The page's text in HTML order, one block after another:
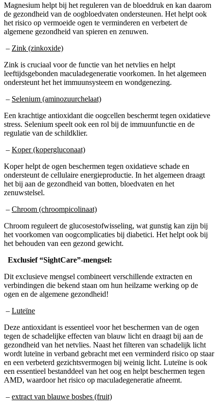
Magnesium helpt bij het reguleren van de bloeddruk en kan daarom
de gezondheid van de oogbloedvaten ondersteunen. Het helpt ook
het risico op vermoeide ogen te verminderen en verbetert de
algemene gezondheid van spieren en zenuwen.
– Zink (zinkoxide)
Zink is cruciaal voor de functie van het netvlies en helpt
leeftijdsgebonden maculadegeneratie voorkomen. In het algemeen
ondersteunt het het immuunsysteem en wondgenezing.
– Selenium (aminozuurchelaat)
Een krachtige antioxidant die oogcellen beschermt tegen oxidatieve
stress. Selenium speelt ook een rol bij de immuunfunctie en de
regulatie van de schildklier.
– Koper (kopergluconaat)
Koper helpt de ogen beschermen tegen oxidatieve schade en
ondersteunt de cellulaire energieproductie. In het algemeen draagt
het bij aan de gezondheid van botten, bloedvaten en het
zenuwstelsel.
– Chroom (chroompicolinaat)
Chroom reguleert de glucosestofwisseling, wat gunstig kan zijn bij
het voorkomen van oogcomplicaties bij diabetici. Het helpt ook bij
het behouden van een gezond gewicht.
Exclusief “SightCare”-mengsel:
Dit exclusieve mengsel combineert verschillende extracten en
verbindingen die bekend staan om hun heilzame werking op de
ogen en de algemene gezondheid!
– Luteïne
Deze antioxidant is essentieel voor het beschermen van de ogen
tegen de schadelijke effecten van blauw licht en draagt bij aan de
gezondheid van het netvlies. Naast het filteren van schadelijk licht
wordt luteïne in verband gebracht met een verminderd risico op staar
en een verbeterd gezichtsvermogen bij weinig licht. Luteïne is ook
een essentieel bestanddeel van het oog en helpt beschermen tegen
AMD, waardoor het risico op maculadegeneratie afneemt.
– extract van blauwe bosbes (fruit)